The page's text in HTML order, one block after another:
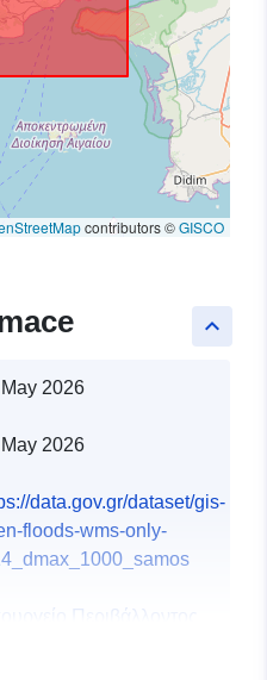
contributors ©GISCO
keyboard_arrow_up
2026
2026
data.gov.gr/dataset/gis-
floods-wms-only-
Περιβάλλοντος